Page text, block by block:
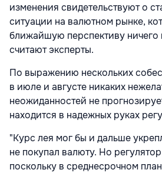
изменения свидетельствуют о
ситуации на валютном рынке,
ближайшую перспективу ничего
считают эксперты.
По выражению нескольких
в июле и августе никаких
неожиданностей не
находится в надежных руках
"Курс лея мог бы и дальше
не покупал валюту. Но
поскольку в среднесрочном